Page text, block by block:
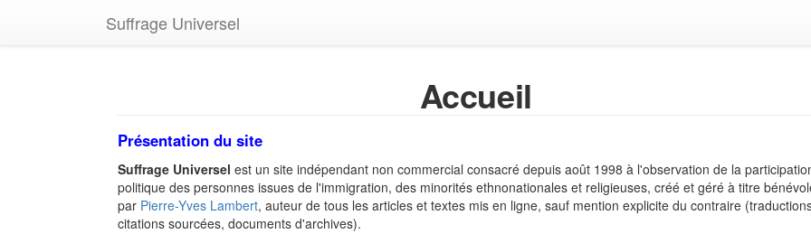
Suffrage Universel
Accueil
Présentation du site
Suffrage Universel est un site indépendant non commercial consacré depuis août 1998 à l'observation de la
politique des personnes issues de l'immigration, des minorités ethnonationales et religieuses, créé et géré à titre
par Pierre-Yves Lambert, auteur de tous les articles et textes mis en ligne, sauf mention explicite du contraire
citations sourcées, documents d'archives).